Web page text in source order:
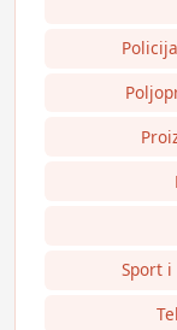
Sport